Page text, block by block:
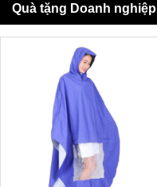
Quà tặng Doanh nghiệp